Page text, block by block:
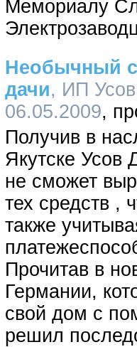
Мемориалу
Необычный
дачи, ИП
06.05.2009
Получив в
Якутске Усов
не сможет
тех средств ,
также
Прочитав в
Германии,
свой дом с
решил